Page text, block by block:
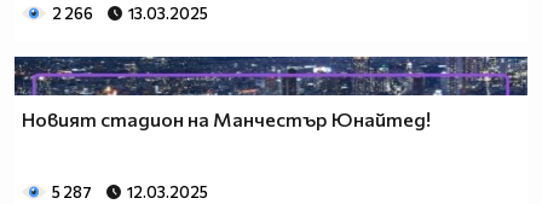
2 266 13.03.2025
Новият стадион на Манчестър Юнайтед!
5 287 12.03.2025